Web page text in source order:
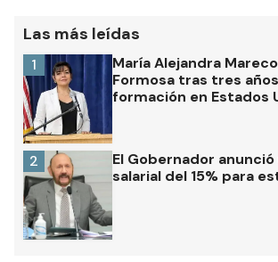
Las más leídas
María Alejandra
Formosa tras tres
formación en Estados
1
El Gobernador
salarial del 15% para
2